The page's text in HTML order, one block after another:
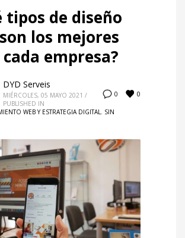
tipos de diseño
los mejores
empresa?
0 0
DYD Serveis
MIÉRCOLES, 05 MAYO 2021 /
PUBLISHED IN
WEB Y ESTRATEGIA DIGITAL , SIN